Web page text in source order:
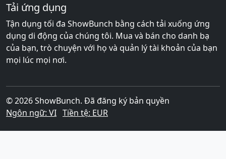
Tải ứng dụng
Tận dụng tối đa ShowBunch bằng cách tải xuống ứng
dụng di động của chúng tôi. Mua và bán cho danh bạ
của bạn, trò chuyện với họ và quản lý tài khoản của bạn
mọi lúc mọi nơi.
© 2026 ShowBunch. Đã đăng ký bản quyền
Ngôn ngữ: VI Tiền tệ: EUR